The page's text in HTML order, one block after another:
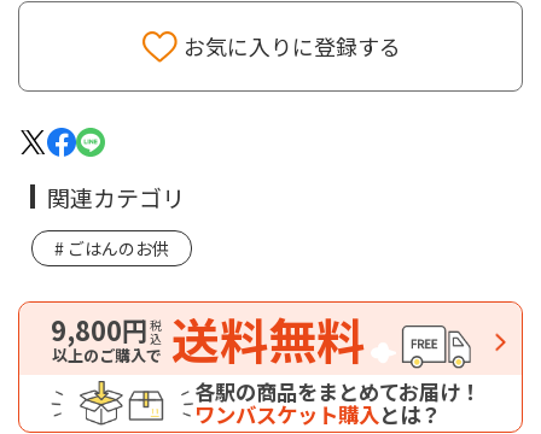
お気に入りに登録する
関連カテゴリ
ごはんのお供
9,800円税込
以上のご購入で 送料無料
各駅の商品をまとめてお届け！
ワンバスケット購入とは？